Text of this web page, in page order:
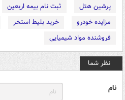
پرشین هتل
ثبت نام بیمه اربعین
مزایده خودرو
خرید بلیط استخر
فروشنده مواد شیمیایی
نظر شما
نام